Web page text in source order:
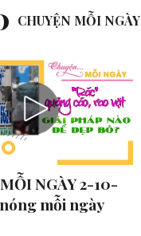
CHUYỆN MỖI NGÀY
NGÀY 2-10-
mỗi ngày